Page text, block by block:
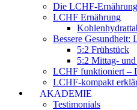
Die LCHF-
LCHF Ernährung
Bessere Gesundheit:
5:2 Frühstück
5:2 Mittag- und
LCHF funktioniert –
LCHF-kompakt
AKADEMIE
Testimonials